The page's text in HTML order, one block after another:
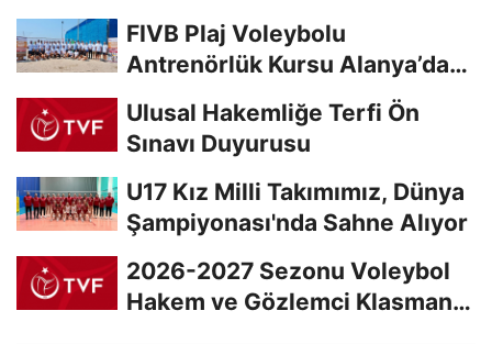
FIVB Plaj Voleybolu
Antrenörlük Kursu Alanya’da
Ulusal Hakemliğe Terfi Ön
Sınavı Duyurusu
U17 Kız Milli Takımımız, Dünya
Şampiyonası'nda Sahne Alıyor
2026-2027 Sezonu Voleybol
Hakem ve Gözlemci Klasman